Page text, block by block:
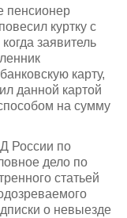
пенсионер
куртку с
заявитель
карту,
данной картой
на сумму
России по
дело по
статьей
о невыезде